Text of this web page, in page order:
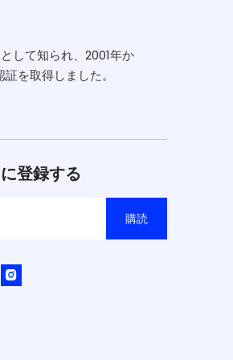
して知られ、2001年か
を取得しました。
登録する
購読